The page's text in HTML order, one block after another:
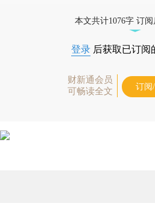
本文共计1076字 订
登录 后获取已订阅
财新通会员
可畅读全文
订阅